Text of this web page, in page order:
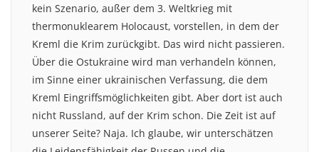
kein Szenario, außer dem 3. Weltkrieg mit
thermonuklearem Holocaust, vorstellen, in dem der
Kreml die Krim zurückgibt. Das wird nicht passieren.
Über die Ostukraine wird man verhandeln können,
im Sinne einer ukrainischen Verfassung, die dem
Kreml Eingriffsmöglichkeiten gibt. Aber dort ist auch
nicht Russland, auf der Krim schon. Die Zeit ist auf
unserer Seite? Naja. Ich glaube, wir unterschätzen